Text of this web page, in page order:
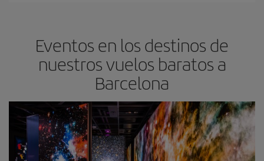
Eventos en los destinos de
nuestros vuelos baratos a
Barcelona